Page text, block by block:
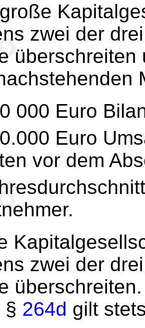
zwei der
000 Euro
Euro
vor dem
zwei der
§ 264d gilt